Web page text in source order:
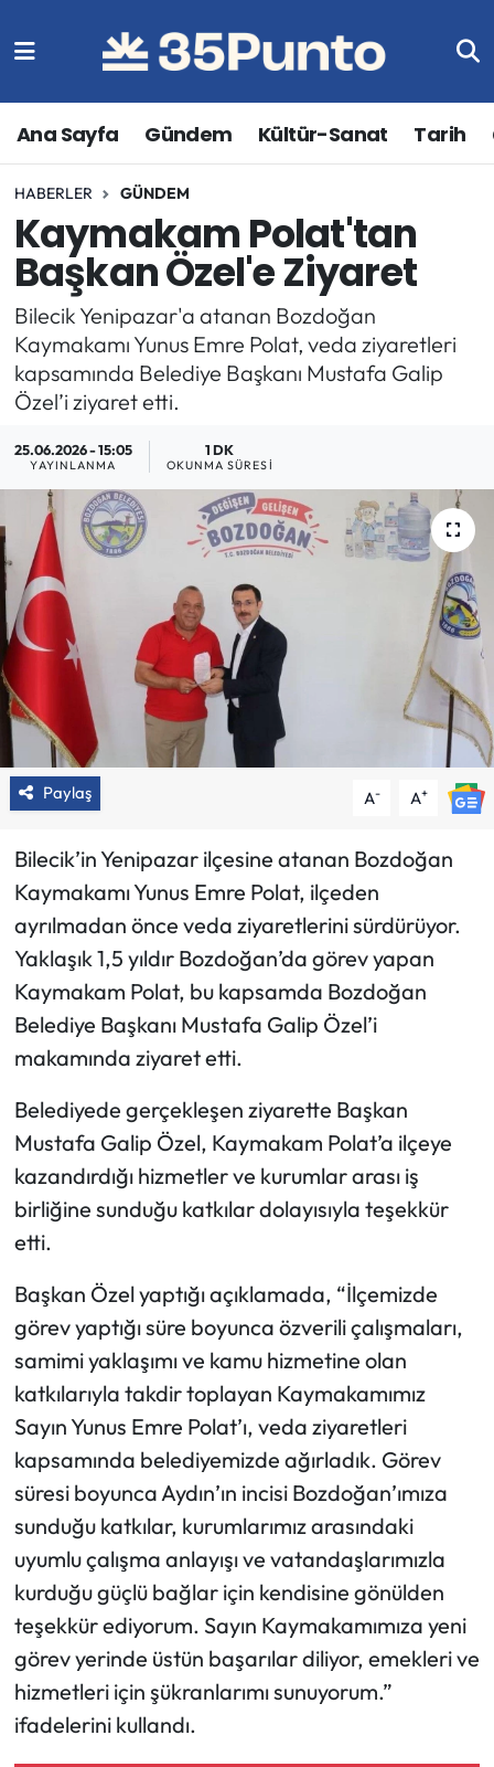
Ana Sayfa Gündem Kültür-Sanat Tarih
HABERLER GÜNDEM
Kaymakam Polat'tan
Başkan Özel'e Ziyaret
Bilecik Yenipazar'a atanan Bozdoğan
Kaymakamı Yunus Emre Polat, veda ziyaretleri
kapsamında Belediye Başkanı Mustafa Galip
Özel’i ziyaret etti.
25.06.2026 - 15:05
YAYINLANMA
1 DK
OKUNMA SÜRESI
Paylaş A- A+
Bilecik’in Yenipazar ilçesine atanan Bozdoğan
Kaymakamı Yunus Emre Polat, ilçeden
ayrılmadan önce veda ziyaretlerini sürdürüyor.
Yaklaşık 1,5 yıldır Bozdoğan’da görev yapan
Kaymakam Polat, bu kapsamda Bozdoğan
Belediye Başkanı Mustafa Galip Özel’i
makamında ziyaret etti.
Belediyede gerçekleşen ziyarette Başkan
Mustafa Galip Özel, Kaymakam Polat’a ilçeye
kazandırdığı hizmetler ve kurumlar arası iş
birliğine sunduğu katkılar dolayısıyla teşekkür
etti.
Başkan Özel yaptığı açıklamada, “İlçemizde
görev yaptığı süre boyunca özverili çalışmaları,
samimi yaklaşımı ve kamu hizmetine olan
katkılarıyla takdir toplayan Kaymakamımız
Sayın Yunus Emre Polat’ı, veda ziyaretleri
kapsamında belediyemizde ağırladık. Görev
süresi boyunca Aydın’ın incisi Bozdoğan’ımıza
sunduğu katkılar, kurumlarımız arasındaki
uyumlu çalışma anlayışı ve vatandaşlarımızla
kurduğu güçlü bağlar için kendisine gönülden
teşekkür ediyorum. Sayın Kaymakamımıza yeni
görev yerinde üstün başarılar diliyor, emekleri ve
hizmetleri için şükranlarımı sunuyorum.”
ifadelerini kullandı.